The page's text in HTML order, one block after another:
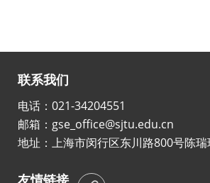
联系我们
电话：021-34204551
邮箱：gse_office@sjtu.edu.cn
地址：上海市闵行区东川路800号陈瑞
友情链接